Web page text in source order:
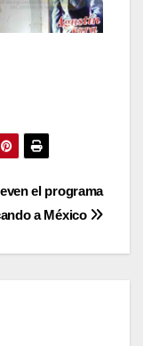
el programa
a México